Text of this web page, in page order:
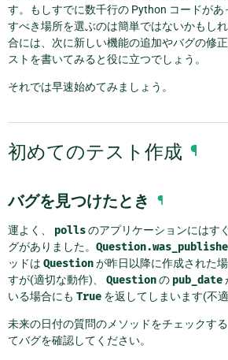
す。もしすでに数千行の Python コードがあ
すべき場所を選ぶのは簡単ではないかもし
合には、次に新しい機能の追加やバグの修
ストを書いてみると役に立つでしょう。
それでは早速始めてみましょう。
初めてのテスト作成 ¶
バグを見つけたとき ¶
運よく、 pollsのアプリケーションにはす
グがありました。
ッドは Questionが昨日以降に作成された
すが(適切な動作)、 Questionの pub_date
いる場合にも True を返してしまいます(不
未来の日付の質問のメソッドをチェックする
てバグを確認してください。